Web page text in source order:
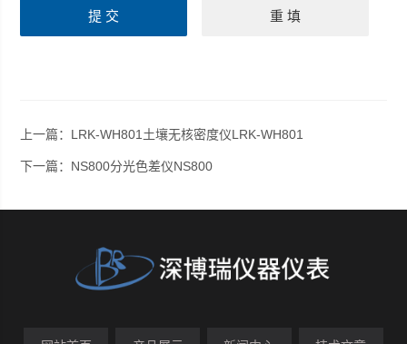
上一篇： LRK-WH801土壤无核密度仪LRK-WH801
下一篇： NS800分光色差仪NS800